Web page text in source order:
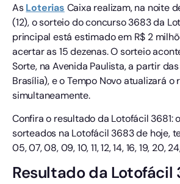
AsLoterias Caixa realizam, na noite
(12), o sorteio do concurso 3683 da
principal está estimado em R$ 2
acertar as 15 dezenas. O sorteio
Sorte, na Avenida Paulista, a partir
Brasília), e o Tempo Novo atualizará o
simultaneamente.
Confira o resultado da Lotofácil 3681:
sorteados na Lotofácil 3683 de hoje,
05, 07, 08, 09, 10, 11, 12, 14, 16, 19, 20,
Resultado da Lotofácil